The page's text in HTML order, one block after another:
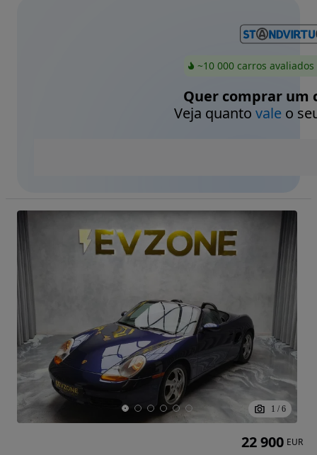
~10 000 carros
Quer comprar um
Veja quanto valeo
1 / 6
22 900 EUR